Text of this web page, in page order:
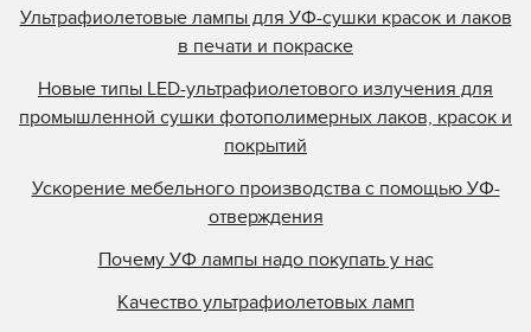
Ультрафиолетовые лампы для УФ-сушки красок и лаков
в печати и покраске
Новые типы LED-ультрафиолетового излучения для
промышленной сушки фотополимерных лаков, красок и
покрытий
Ускорение мебельного производства с помощью УФ-
отверждения
Почему УФ лампы надо покупать у нас
Качество ультрафиолетовых ламп